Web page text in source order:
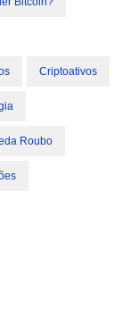
Criptoativos
Roubo